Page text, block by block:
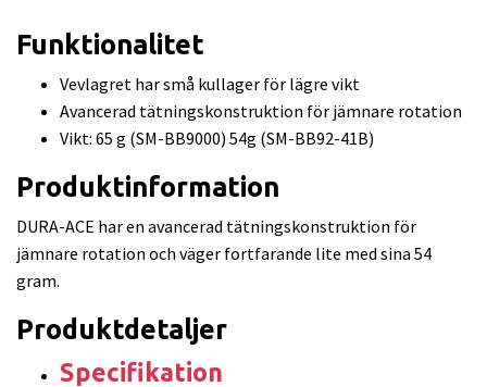
Funktionalitet
Vevlagret har små kullager för lägre vikt
Avancerad tätningskonstruktion för jämnare rotation
Vikt: 65 g (SM-BB9000) 54g (SM-BB92-41B)
Produktinformation
DURA-ACE har en avancerad tätningskonstruktion för
jämnare rotation och väger fortfarande lite med sina 54
gram.
Produktdetaljer
Specifikation